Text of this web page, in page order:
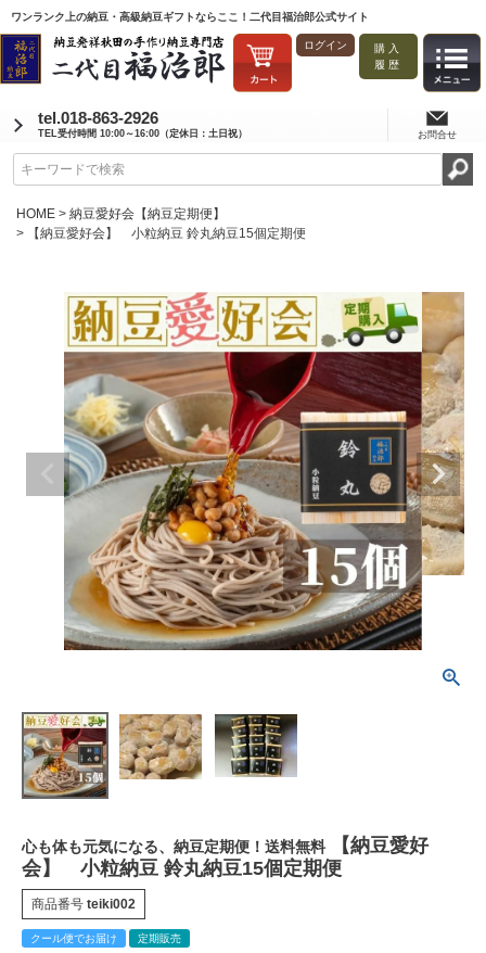
ワンランク上の納豆・高級納豆ギフトならここ！二代目福治郎公式サイト
ログイン
購入
履歴
tel.018-863-2926
TEL受付時間 10:00～16:00（定休日：土日祝） お問合せ
HOME
納豆愛好会【納豆定期便】
【納豆愛好会】 小粒納豆 鈴丸納豆15個定期便
心も体も元気になる、納豆定期便！送料無料
【納豆愛好
会】 小粒納豆 鈴丸納豆15個定期便
商品番号 teiki002
クール便でお届け 定期販売